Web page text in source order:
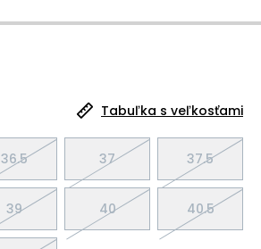
Tabuľka s veľkosťami
36.5 37 37.5
39 40 40.5